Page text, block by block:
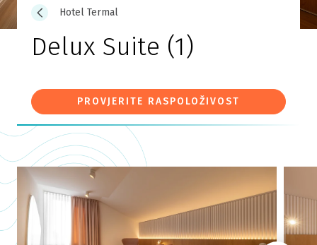
Hotel Termal
Delux Suite (1)
PROVJERITE RASPOLOŽIVOST